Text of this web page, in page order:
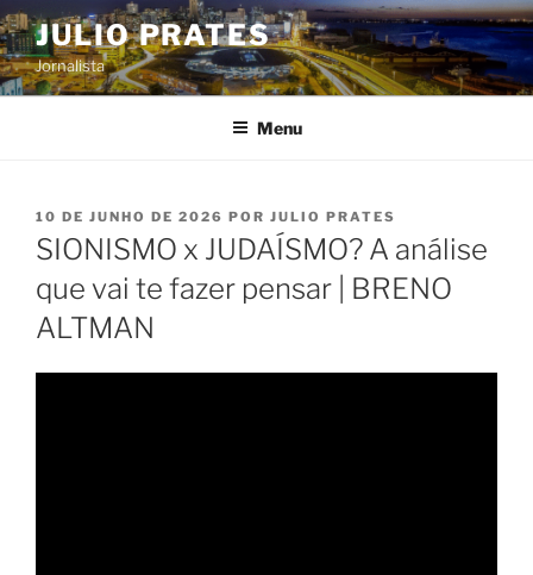
Pular
para
o
conteúdo
JULIO PRATES
Jornalista
Menu
PUBLICADO
EM
10 DE JUNHO DE 2026 POR JULIO PRATES
SIONISMO x JUDAÍSMO? A análise
que vai te fazer pensar | BRENO
ALTMAN